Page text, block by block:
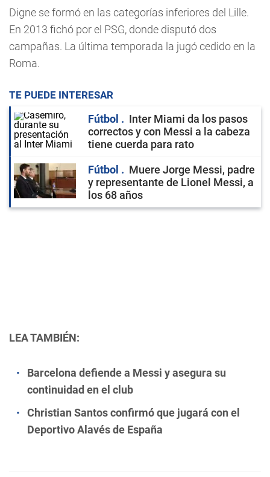
Digne se formó en las categorías inferiores del Lille.
En 2013 fichó por el PSG, donde disputó dos
campañas. La última temporada la jugó cedido en la
Roma.
TE PUEDE INTERESAR
Fútbol
Inter Miami da los pasos
correctos y con Messi a la cabeza
tiene cuerda para rato
Fútbol
Muere Jorge Messi, padre
y representante de Lionel Messi, a
los 68 años
LEA TAMBIÉN:
Barcelona defiende a Messi y asegura su
continuidad en el club
Christian Santos confirmó que jugará con el
Deportivo Alavés de España